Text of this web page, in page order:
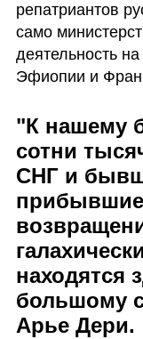
репатриантов
само
деятельность
Эфиопии и
"К нашему
сотни
СНГ и
прибывшие
находятся
большому
Арье Дери.